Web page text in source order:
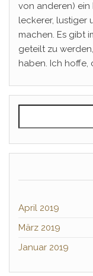
von anderen) ein
leckerer, lustiger
machen. Es gibt
geteilt zu
haben. Ich hoffe,
April 2019
März 2019
Januar 2019